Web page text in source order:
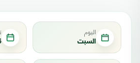
اليوم
السبت